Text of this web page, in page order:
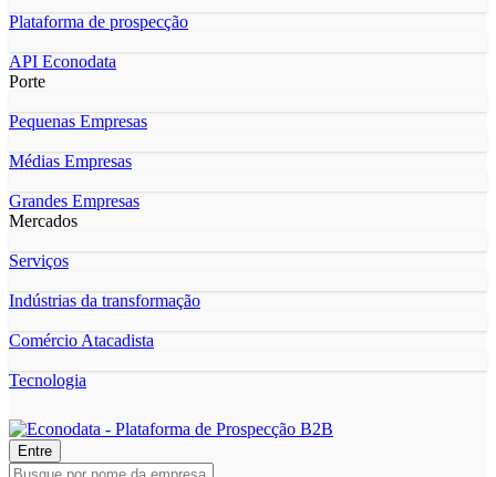
Plataforma de prospecção
API Econodata
Porte
Pequenas Empresas
Médias Empresas
Grandes Empresas
Mercados
Serviços
Indústrias da transformação
Comércio Atacadista
Tecnologia
Entre